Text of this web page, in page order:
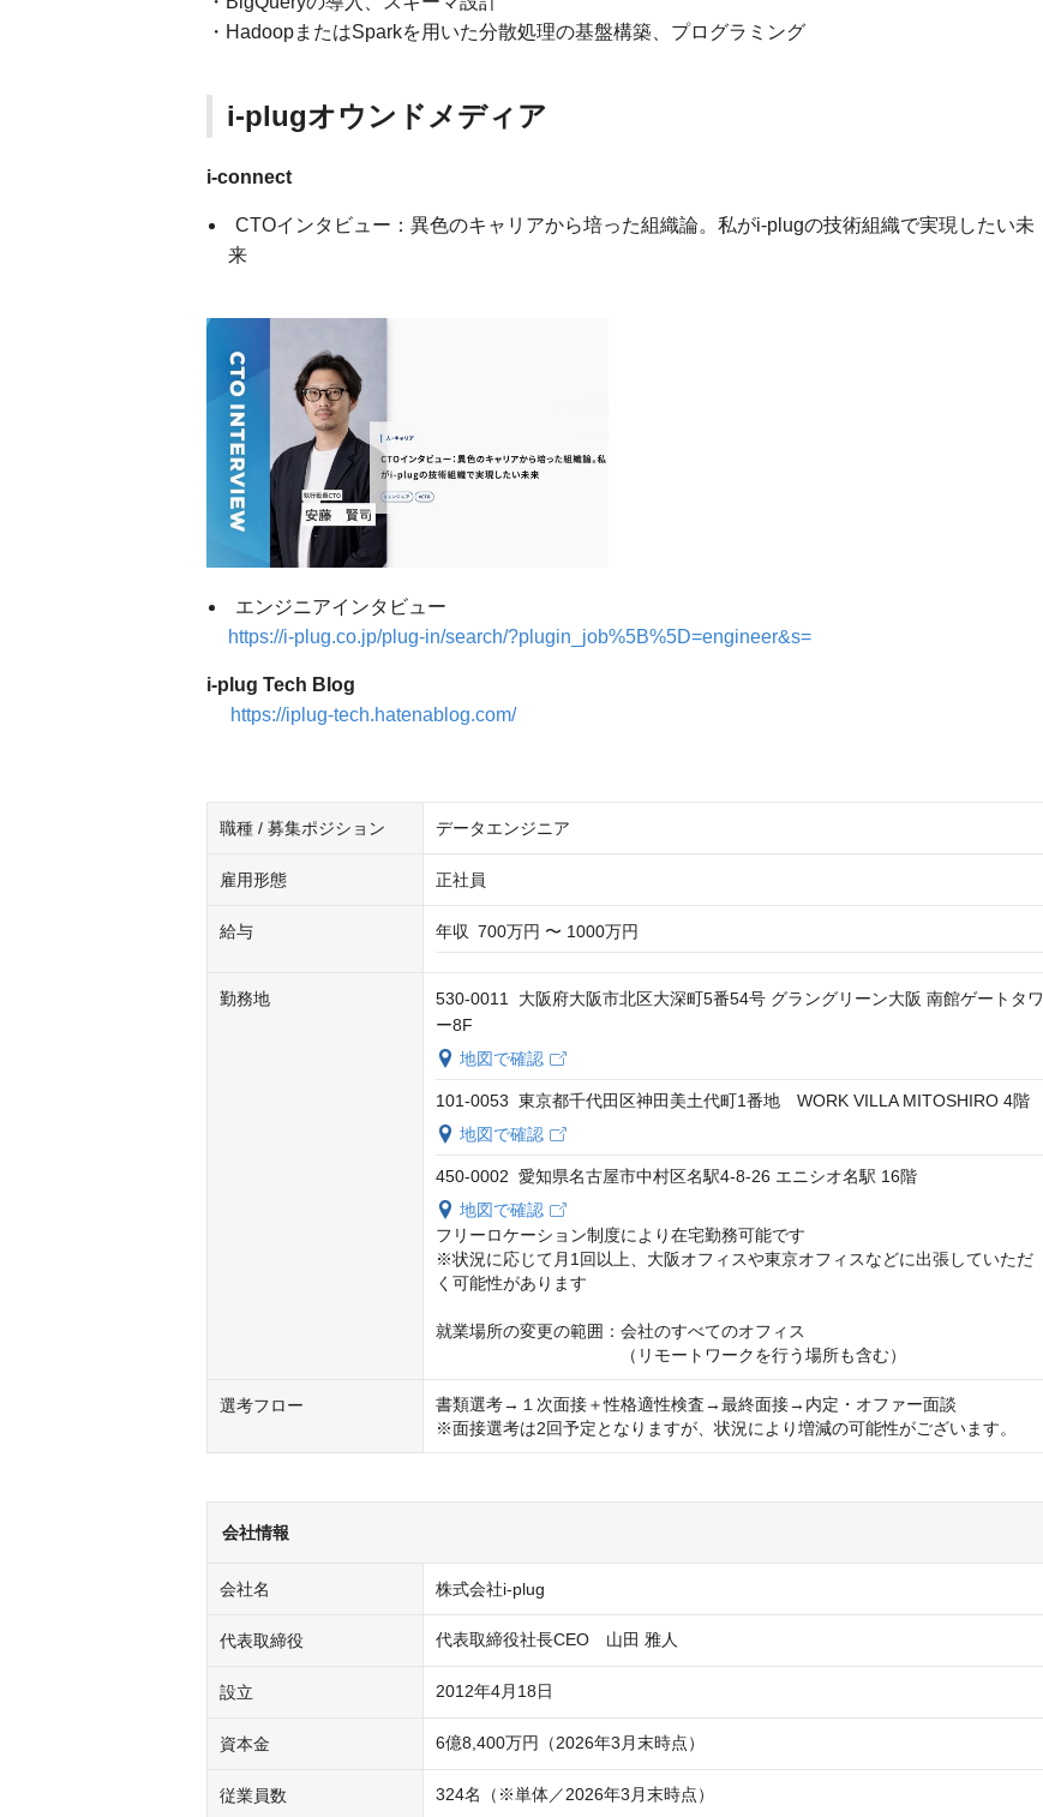
・HadoopまたはSparkを用いた分散処理の基盤構築、プログラミング
i-plugオウンドメディア
i-connect
CTOインタビュー：異色のキャリアから培った組織論。私がi-plugの技術組織で実現したい未
来
エンジニアインタビュー
https://i-plug.co.jp/plug-in/search/?plugin_job%5B%5D=engineer&s=
i-plug Tech Blog
https://iplug-tech.hatenablog.com/
職種 / 募集ポジション データエンジニア
雇用形態 正社員
給与 年収 700万円 〜 1000万円
勤務地
530-0011 大阪府大阪市北区大深町5番54号 グラングリーン大阪 南館ゲートタワ
ー8F
地図で確認
101-0053 東京都千代田区神田美土代町1番地 WORK VILLA MITOSHIRO 4階
地図で確認
450-0002 愛知県名古屋市中村区名駅4-8-26 エニシオ名駅 16階
地図で確認
フリーロケーション制度により在宅勤務可能です
※状況に応じて月1回以上、大阪オフィスや東京オフィスなどに出張していただ
く可能性があります
就業場所の変更の範囲：会社のすべてのオフィス
（リモートワークを行う場所も含む）
選考フロー
書類選考→１次面接＋性格適性検査→最終面接→内定・オファー面談
※面接選考は2回予定となりますが、状況により増減の可能性がございます。
会社情報
会社名 株式会社i-plug
代表取締役
設立 2012年4月18日
資本金 6億8,400万円（2026年3月末時点）
従業員数 324名（※単体／2026年3月末時点）